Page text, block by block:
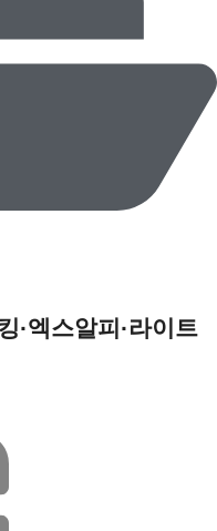
·엑스알피·라이트